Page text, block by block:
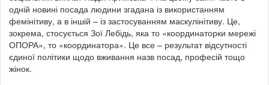
одній новині посада людини згадана із використанням
фемінітиву, а в іншій – із застосуванням маскулінітиву. Це,
зокрема, стосується Зої Лебідь, яка то «координаторки мережі
ОПОРА», то «координатора». Це все – результат відсутності
єдиної політики щодо вживання назв посад, професій тощо
жінок.